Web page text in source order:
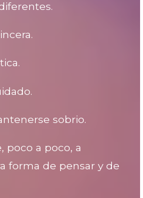
sobrio.
poco a poco, a
forma de pensar y de